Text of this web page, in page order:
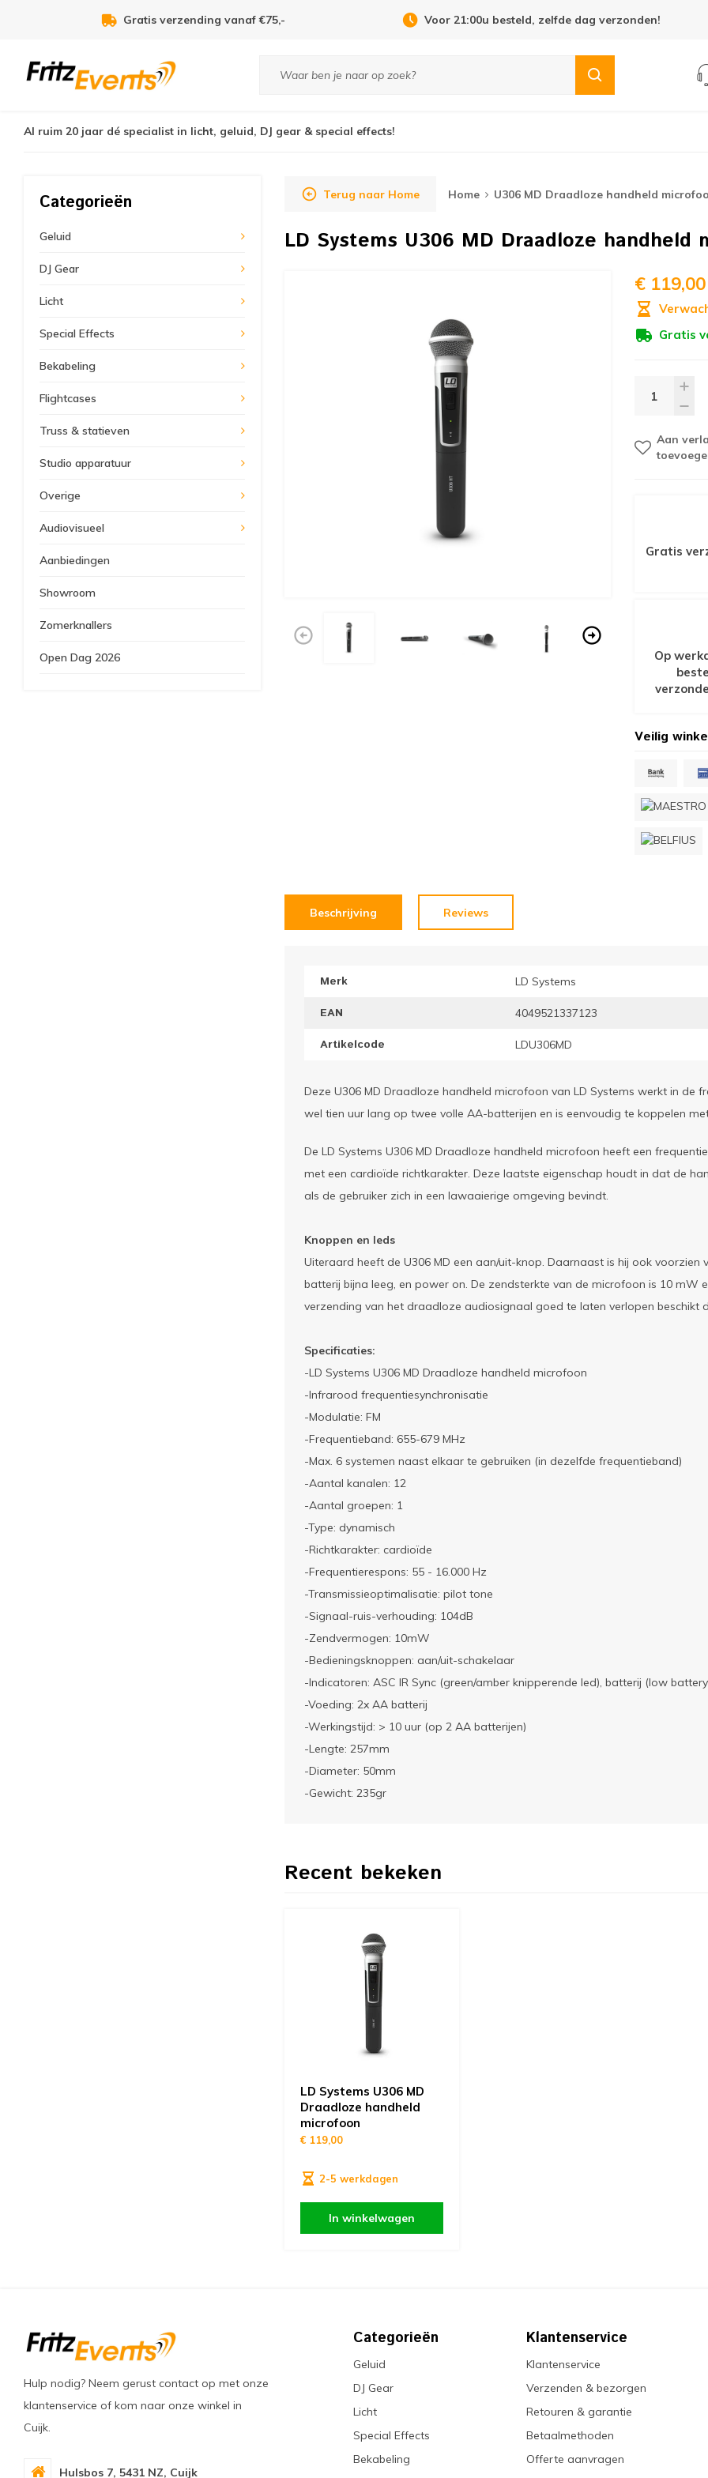
Voor 21:00u besteld, zelfde dag verzonden! Open Dag 19 september in Cuijk!
Al ruim 20 jaar dé specialist in licht, geluid, DJ gear & special effects!
Categorieën
Geluid
DJ Gear
Licht
Special Effects
Bekabeling
Flightcases
Truss & statieven
Studio apparatuur
Overige
Audiovisueel
Aanbiedingen
Showroom
Zomerknallers
Open Dag 2026
Terug naar Home Home U306 MD Draadloze handheld
LD Systems U306 MD Draadloze handheld
€ 119,00
Gratis
Aan
Gratis
Op
Veilig
Beschrijving Reviews
Merk LD Systems
EAN 4049521337123
Artikelcode LDU306MD
Deze U306 MD Draadloze handheld microfoon van LD Systems werkt in
wel tien uur lang op twee volle AA-batterijen en is eenvoudig te koppelen
De LD Systems U306 MD Draadloze handheld microfoon heeft een
met een cardioïde richtkarakter. Deze laatste eigenschap houdt in dat de
als de gebruiker zich in een lawaaierige omgeving bevindt.
Knoppen en leds
Uiteraard heeft de U306 MD een aan/uit-knop. Daarnaast is hij ook
batterij bijna leeg, en power on. De zendsterkte van de microfoon is 10 mW
verzending van het draadloze audiosignaal goed te laten verlopen beschikt
Specificaties:
-LD Systems U306 MD Draadloze handheld microfoon
-Infrarood frequentiesynchronisatie
-Modulatie: FM
-Frequentieband: 655-679 MHz
-Max. 6 systemen naast elkaar te gebruiken (in dezelfde frequentieband)
-Aantal kanalen: 12
-Aantal groepen: 1
-Type: dynamisch
-Richtkarakter: cardioïde
-Frequentierespons: 55 - 16.000 Hz
-Transmissieoptimalisatie: pilot tone
-Signaal-ruis-verhouding: 104dB
-Zendvermogen: 10mW
-Bedieningsknoppen: aan/uit-schakelaar
-Indicatoren: ASC IR Sync (green/amber knipperende led), batterij (low
-Voeding: 2x AA batterij
-Werkingstijd: > 10 uur (op 2 AA batterijen)
-Lengte: 257mm
-Diameter: 50mm
-Gewicht: 235gr
Recent bekeken
LD Systems U306 MD
Draadloze handheld
microfoon
€ 119,00
2-5 werkdagen
In winkelwagen
Hulp nodig? Neem gerust contact op met onze
klantenservice of kom naar onze winkel in
Cuijk.
Hulsbos 7, 5431 NZ, Cuijk
Categorieën
Geluid
DJ Gear
Licht
Special Effects
Bekabeling
Klantenservice
Klantenservice
Verzenden & bezorgen
Retouren & garantie
Betaalmethoden
Offerte aanvragen